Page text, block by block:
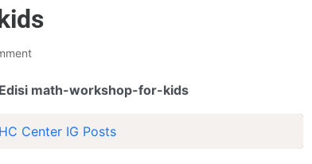
math-workshop-for-kids
Center IG Posts